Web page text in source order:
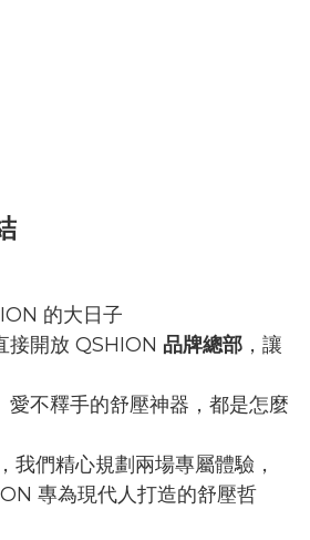
的大日子
接開放 QSHION 品牌總部 ，讓
愛不釋手的舒壓神器，都是怎麼
我們精心規劃兩場專屬體驗，
專為現代人打造的舒壓哲